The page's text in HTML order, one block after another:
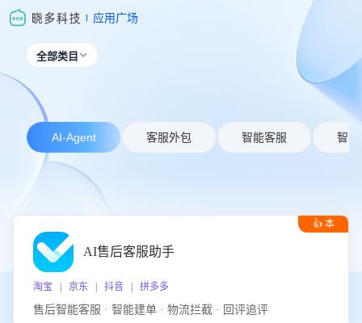
应用广场
全部类目 
AI-Agent 客服外包 智能客服 智能
👍 本
AI售后客服助手
淘宝 | 京东 | 抖音 | 拼多多
售后智能客服 · 智能建单 · 物流拦截 · 回评追评